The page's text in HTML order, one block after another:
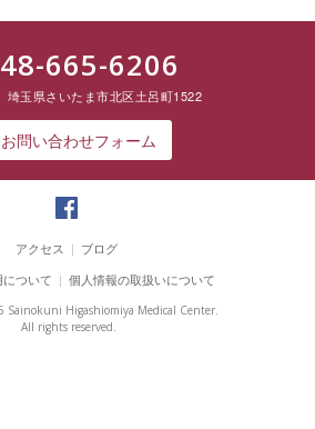
665-6206
玉県さいたま市北区土呂町1522
お問い合わせフォーム
の
東
宮
メ
アクセス | ブログ
ついて | 個人情報の取扱いについて
Sainokuni Higashiomiya Medical Center.
All rights reserved.